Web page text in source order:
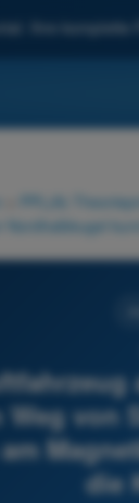
Ihre
PPL(A)
von
die